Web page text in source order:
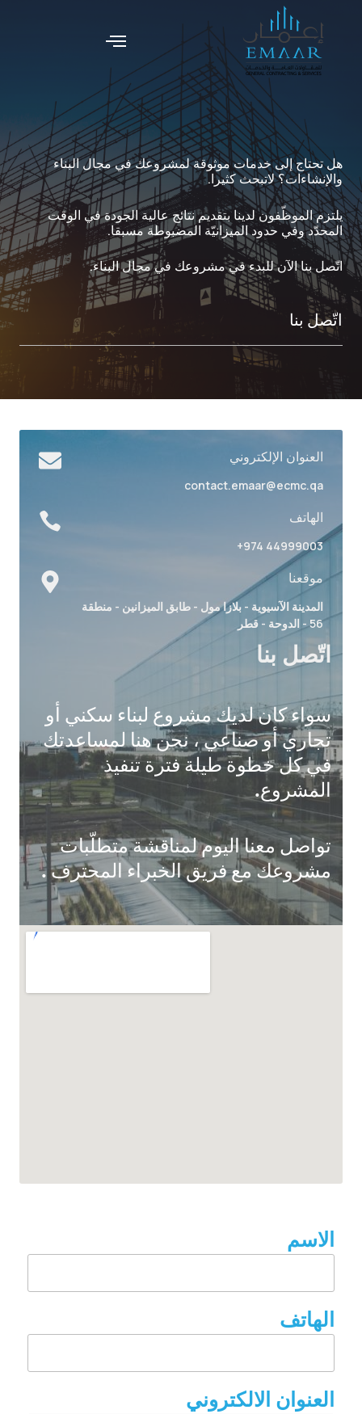
Menu
هل تحتاج إلى خدمات موثوقة لمشروعك في مجال البناء
والإنشاءات؟ لاتبحث كثيرا.
يلتزم الموظّفون لدينا بتقديم نتائج عالية الجودة في الوقت
المحدّد وفي حدود الميزانيّة المضبوطة مسبقا.
اتّصل بنا الآن للبدء في مشروعك في مجال البناء.
اتّصل بنا
العنوان الإلكتروني
contact.emaar@ecmc.qa
الهاتف
+974 44999003
موقعنا
المدينة الآسيوية - بلازا مول - طابق الميزانين - منطقة
56 - الدوحة - قطر
اتّصل بنا
سواء كان لديك مشروع لبناء سكني أو
تجاري أو صناعي ، نحن هنا لمساعدتك
في كل خطوة طيلة فترة تنفيذ
المشروع.
تواصل معنا اليوم لمناقشة متطلّبات
مشروعك مع فريق الخبراء المحترف .
الاسم
الهاتف
العنوان الالكتروني